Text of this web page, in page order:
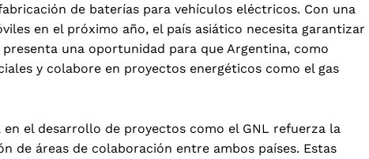
de baterías para vehículos eléctricos. Con una
en el próximo año, el país asiático necesita garantizar
una oportunidad para que Argentina, como
y colabore en proyectos energéticos como el gas
el desarrollo de proyectos como el GNL refuerza la
de áreas de colaboración entre ambos países. Estas